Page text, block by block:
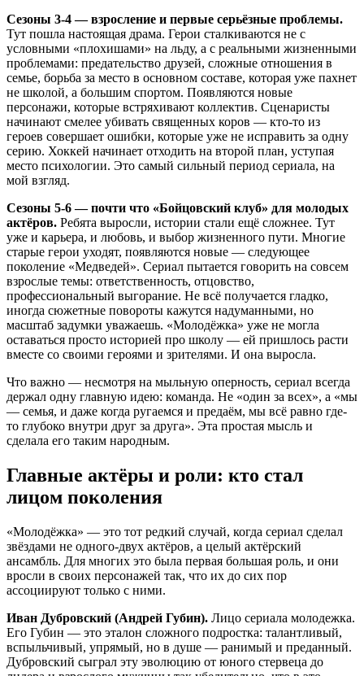
Сезоны 3-4 — взросление и первые серьёзные проблемы.
Тут пошла настоящая драма. Герои сталкиваются не с
условными «плохишами» на льду, а с реальными жизненными
проблемами: предательство друзей, сложные отношения в
семье, борьба за место в основном составе, которая уже пахнет
не школой, а большим спортом. Появляются новые
персонажи, которые встряхивают коллектив. Сценаристы
начинают смелее убивать священных коров — кто-то из
героев совершает ошибки, которые уже не исправить за одну
серию. Хоккей начинает отходить на второй план, уступая
место психологии. Это самый сильный период сериала, на
мой взгляд.
Сезоны 5-6 — почти что «Бойцовский клуб» для молодых
актёров. Ребята выросли, истории стали ещё сложнее. Тут
уже и карьера, и любовь, и выбор жизненного пути. Многие
старые герои уходят, появляются новые — следующее
поколение «Медведей». Сериал пытается говорить на совсем
взрослые темы: ответственность, отцовство,
профессиональный выгорание. Не всё получается гладко,
иногда сюжетные повороты кажутся надуманными, но
масштаб задумки уважаешь. «Молодёжка» уже не могла
оставаться просто историей про школу — ей пришлось расти
вместе со своими героями и зрителями. И она выросла.
Что важно — несмотря на мыльную оперность, сериал всегда
держал одну главную идею: команда. Не «один за всех», а «мы
— семья, и даже когда ругаемся и предаём, мы всё равно где-
то глубоко внутри друг за друга». Эта простая мысль и
сделала его таким народным.
Главные актёры и роли: кто стал
лицом поколения
«Молодёжка» — это тот редкий случай, когда сериал сделал
звёздами не одного-двух актёров, а целый актёрский
ансамбль. Для многих это была первая большая роль, и они
вросли в своих персонажей так, что их до сих пор
ассоциируют только с ними.
Иван Дубровский (Андрей Губин). Лицо сериала молодежка.
Его Губин — это эталон сложного подростка: талантливый,
вспыльчивый, упрямый, но в душе — ранимый и преданный.
Дубровский сыграл эту эволюцию от юного стервеца до